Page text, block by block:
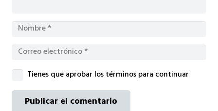
Tienes que aprobar los términos para continuar
Publicar el comentario